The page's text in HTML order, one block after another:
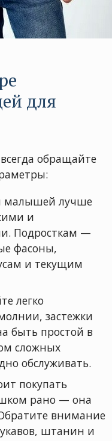
для
обращайте
малышей лучше
и
Подросткам —
фасоны,
и текущим
легко
застежки
быть простой в
сложных
обслуживать.
покупать
рано — она
внимание
штанин и